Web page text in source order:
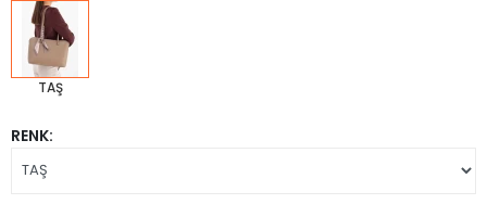
TAŞ
RENK: